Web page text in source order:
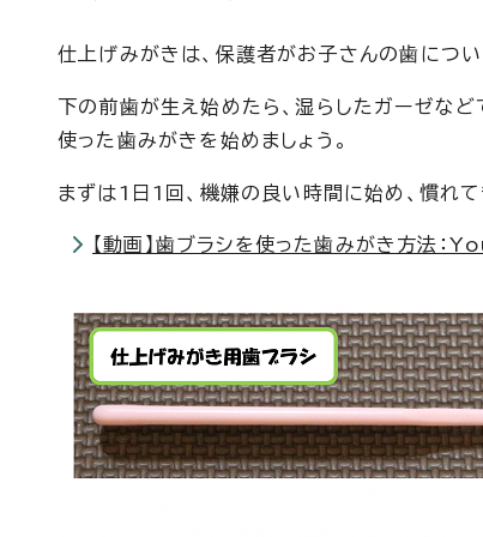
仕上げみがきは、保護者がお子さんの歯につ
下の前歯が生え始めたら、湿らしたガーゼな
使った歯みがきを始めましょう。
まずは1日1回、機嫌の良い時間に始め、慣れ
【動画】歯ブラシを使った歯みがき方法：